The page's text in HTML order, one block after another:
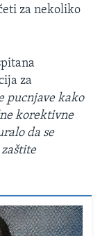
za nekoliko
za
pucnjave kako
korektivne
da se